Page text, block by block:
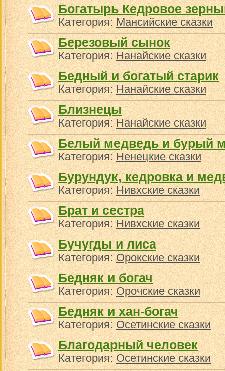
Богатырь Кедровое
Категория:Мансийские сказки
Березовый сынок
Категория:Нанайские сказки
Бедный и богатый старик
Категория:Нанайские сказки
Близнецы
Категория:Нанайские сказки
Белый медведь и бурый
Категория:Ненецкие сказки
Бурундук, кедровка и
Категория:Нивхские сказки
Брат и сестра
Категория:Нивхские сказки
Бучугды и лиса
Категория:Орокские сказки
Бедняк и богач
Категория:Орочские сказки
Бедняк и хан-богач
Категория:Осетинские сказки
Благодарный человек
Категория:Осетинские сказки